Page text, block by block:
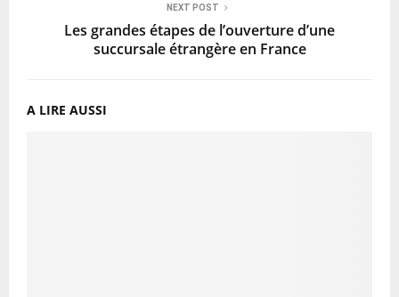
NEXT POST
Les grandes étapes de l’ouverture d’une
succursale étrangère en France
A LIRE AUSSI